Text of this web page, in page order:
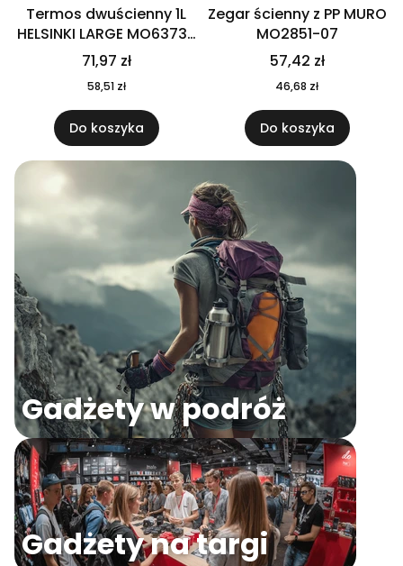
Termos dwuścienny 1L
HELSINKI LARGE MO6373-
04
71,97 zł
58,51 zł
Do koszyka
Zegar ścienny z PP MURO
MO2851-07
57,42 zł
46,68 zł
Do koszyka
Gadżety w podróż
Gadżety na targi